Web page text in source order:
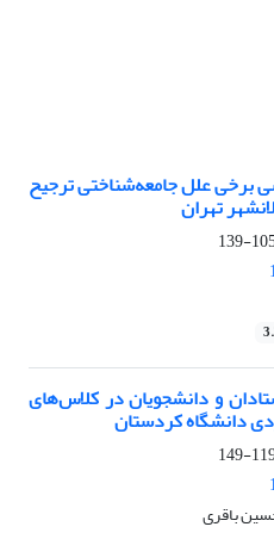
برخی علل جامعه‌شناختی ترجیح
تهران
105-
و دانشجویان در کلاس‌های
دانشگاه کردستان
119-
باقری